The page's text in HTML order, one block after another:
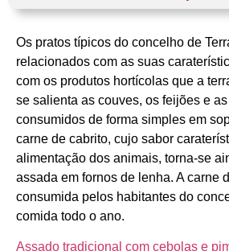
Os pratos típicos do concelho de
relacionados com as suas
com os produtos hortícolas que a
se salienta as couves, os feijões e
consumidos de forma simples em
carne de cabrito, cujo sabor
alimentação dos animais, torna-se
assada em fornos de lenha. A carne
consumida pelos habitantes do
comida todo o ano.
Assado tradicional com cebolas e
Norte
Cávado
Terras de Bouro
Município de Terras de Bouro +
Porto e Norte
Gastronomia Tradicional